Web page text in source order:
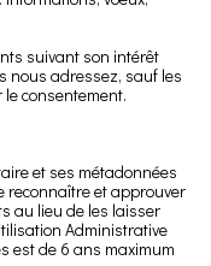
suivant son intérêt
nous adressez, sauf les
consentement.
et ses métadonnées
reconnaître et approuver
au lieu de les laisser
Administrative
est de 6 ans maximum